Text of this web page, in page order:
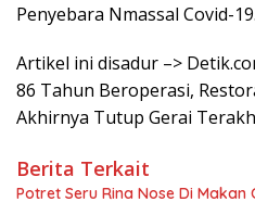
Penyebara Nmassal Covid-19.
Artikel ini disadur –>
86 Tahun Beroperasi,
Akhirnya Tutup Gerai
Berita Terkait
Potret Seru Rina Nose Di